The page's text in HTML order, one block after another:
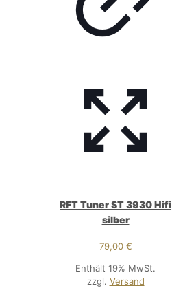
RFT Tuner ST 3930 Hifi
silber
79,00 €
Enthält 19% MwSt.
zzgl. Versand